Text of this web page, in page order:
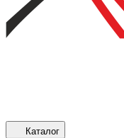
Каталог